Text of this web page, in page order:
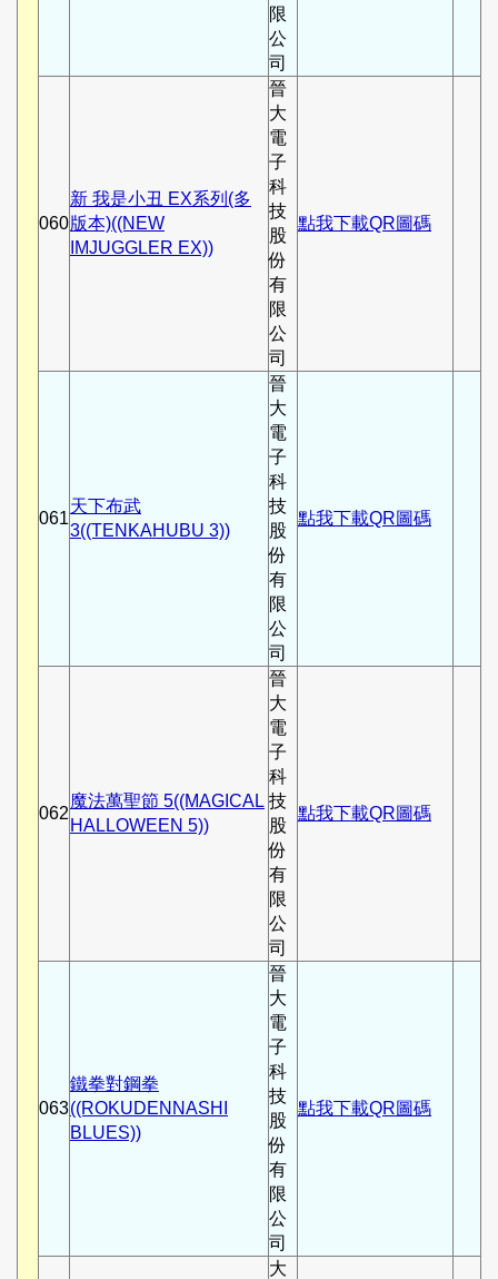
限
公
司
060
新 我是小丑 EX系列(多
版本)((NEW
IMJUGGLER EX))
晉
大
電
子
科
技
股
份
有
限
公
司
點我下載QR圖碼
061
天下布武
3((TENKAHUBU 3))
晉
大
電
子
科
技
股
份
有
限
公
司
點我下載QR圖碼
062
魔法萬聖節 5((MAGICAL
HALLOWEEN 5))
晉
大
電
子
科
技
股
份
有
限
公
司
點我下載QR圖碼
063
鐵拳對鋼拳
((ROKUDENNASHI
BLUES))
晉
大
電
子
科
技
股
份
有
限
公
司
點我下載QR圖碼
大